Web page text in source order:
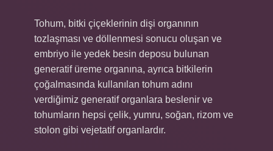
Tohum, bitki çiçeklerinin dişi organının
tozlaşması ve döllenmesi sonucu oluşan ve
embriyo ile yedek besin deposu bulunan
generatif üreme organına, ayrıca bitkilerin
çoğalmasında kullanılan tohum adını
verdiğimiz generatif organlara beslenir ve
tohumların hepsi çelik, yumru, soğan, rizom ve
stolon gibi vejetatif organlardır.